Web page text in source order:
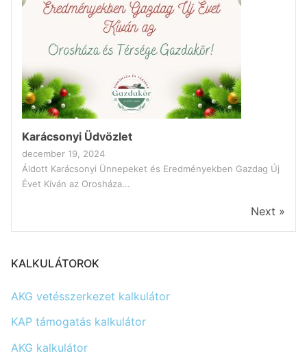
Karácsonyi Üdvözlet
december 19, 2024
Áldott Karácsonyi Ünnepeket és Eredményekben Gazdag Új
Évet Kíván az Orosháza...
Next »
KALKULÁTOROK
AKG vetésszerkezet kalkulátor
KAP támogatás kalkulátor
AKG kalkulátor